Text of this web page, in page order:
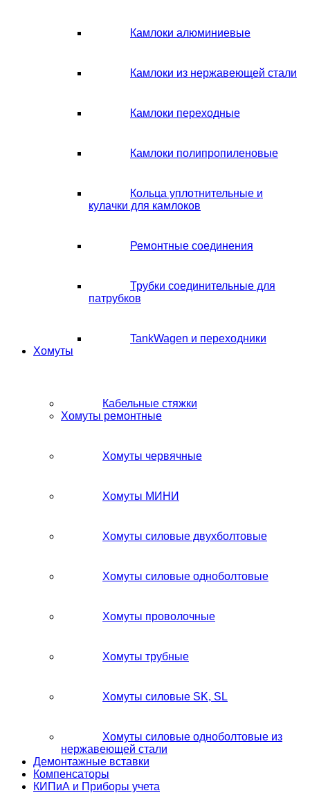
Камлоки алюминиевые
Камлоки из нержавеющей стали
Камлоки переходные
Камлоки полипропиленовые
Кольца уплотнительные и
кулачки для камлоков
Ремонтные соединения
Трубки соединительные для
патрубков
TankWagen и переходники
Хомуты
Кабельные стяжки
Хомуты ремонтные
Хомуты червячные
Хомуты МИНИ
Хомуты силовые двухболтовые
Хомуты силовые одноболтовые
Хомуты проволочные
Хомуты трубные
Хомуты силовые SK, SL
Хомуты силовые одноболтовые из
нержавеющей стали
Демонтажные вставки
Компенсаторы
КИПиА и Приборы учета